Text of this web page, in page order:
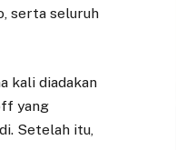
serta seluruh
kali diadakan
yang
Setelah itu,